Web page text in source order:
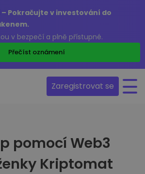
Pokračujte v investování do
v bezpečí a plně přístupné.
Přečíst oznámení
Zaregistrovat se
pomocí Web3
Kriptomat